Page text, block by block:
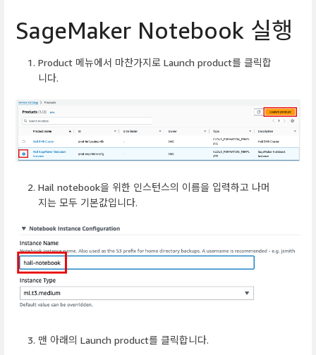
SageMaker Notebook 실행
Product 메뉴에서 마찬가지로 Launch product를 클릭합
니다.
Hail notebook을 위한 인스턴스의 이름을 입력하고 나머
지는 모두 기본값입니다.
맨 아래의 Launch product를 클릭합니다.